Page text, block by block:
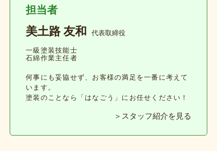
担当者
美土路 友和 代表取締役
一級塗装技能士
石綿作業主任者
何事にも妥協せず、お客様の満足を一番に考えて
います。
塗装のことなら「はなごう」にお任せください！
＞スタッフ紹介を見る